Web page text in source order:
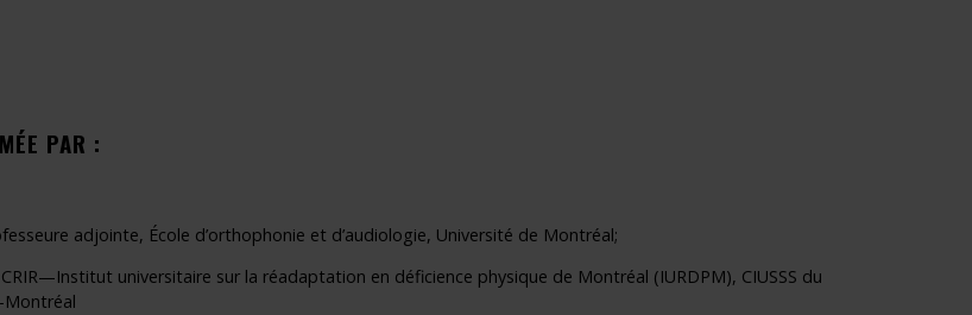
PAR :
adjointe, École d’orthophonie et d’audiologie, Université de Montréal;
universitaire sur la réadaptation en déficience physique de Montréal (IURDPM), CIUSSS du
Montréal